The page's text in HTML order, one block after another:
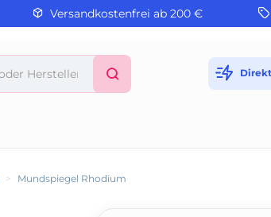
Versandkostenfrei ab 200 €
> Mundspiegel Rhodium